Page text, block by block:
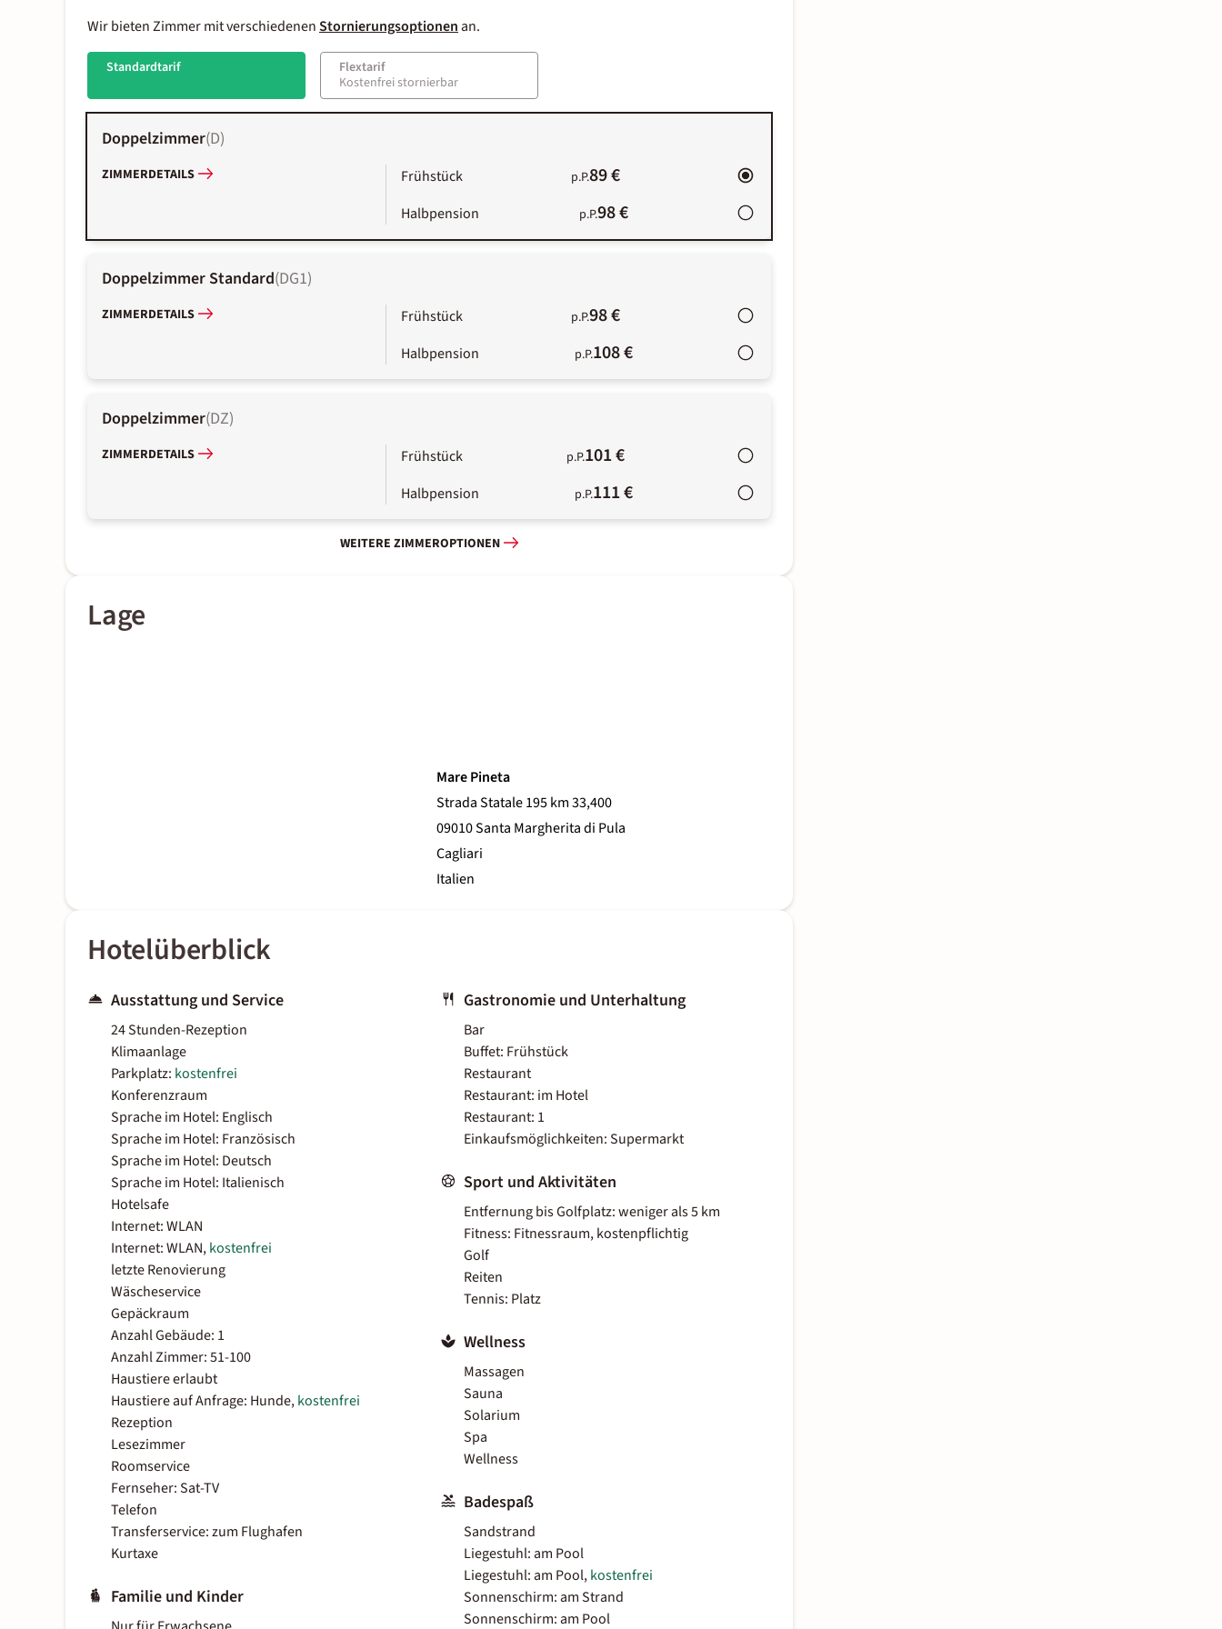
Wir bieten Zimmer mit verschiedenenStornierungsoptionenan.
Standardtarif
Flextarif
Kostenfrei stornierbar
Doppelzimmer(D)
ZIMMERDETAILS Frühstück p.P.89 €
Halbpension p.P.98 €
Doppelzimmer Standard(DG1)
ZIMMERDETAILS Frühstück p.P.98 €
Halbpension p.P.108 €
Doppelzimmer(DZ)
ZIMMERDETAILS Frühstück p.P.101 €
Halbpension p.P.111 €
WEITERE ZIMMEROPTIONEN
Lage
Mare Pineta
Strada Statale 195 km 33,400
09010 Santa Margherita di Pula
Cagliari
Italien
Hotelüberblick
Ausstattung und Service
24 Stunden-Rezeption
Klimaanlage
Parkplatz: kostenfrei
Konferenzraum
Sprache im Hotel: Englisch
Sprache im Hotel: Französisch
Sprache im Hotel: Deutsch
Sprache im Hotel: Italienisch
Hotelsafe
Internet: WLAN
Internet: WLAN,kostenfrei
letzte Renovierung
Wäscheservice
Gepäckraum
Anzahl Gebäude: 1
Anzahl Zimmer: 51-100
Haustiere erlaubt
Haustiere auf Anfrage: Hunde,kostenfrei
Rezeption
Lesezimmer
Roomservice
Fernseher: Sat-TV
Telefon
Transferservice: zum Flughafen
Kurtaxe
Familie und Kinder
Gastronomie und Unterhaltung
Bar
Buffet: Frühstück
Restaurant
Restaurant: im Hotel
Restaurant: 1
Einkaufsmöglichkeiten: Supermarkt
Sport und Aktivitäten
Entfernung bis Golfplatz: weniger als 5 km
Fitness: Fitnessraum, kostenpflichtig
Golf
Reiten
Tennis: Platz
Wellness
Massagen
Sauna
Solarium
Spa
Wellness
Badespaß
Sandstrand
Liegestuhl: am Pool
Liegestuhl: am Pool,kostenfrei
Sonnenschirm: am Strand
Sonnenschirm: am Pool